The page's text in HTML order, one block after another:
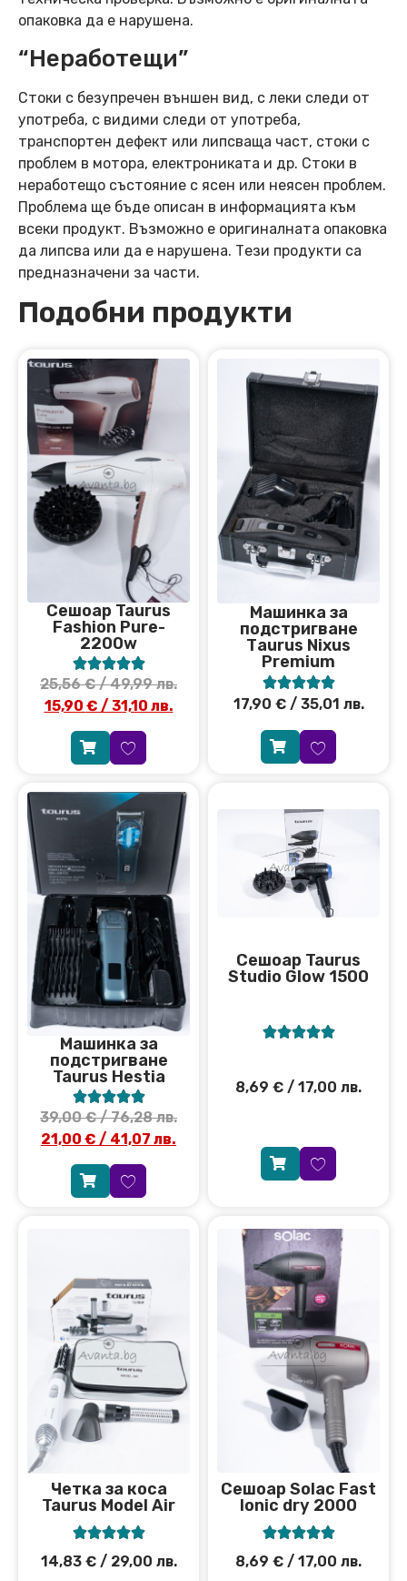
опаковка да е нарушена.
“Неработещи”
Стоки с безупречен външен вид, с леки следи от
употреба, с видими следи от употреба,
транспортен дефект или липсваща част, стоки с
проблем в мотора, електрониката и др. Стоки в
неработещо състояние с ясен или неясен проблем.
Проблема ще бъде описан в информацията към
всеки продукт. Възможно е оригиналната опаковка
да липсва или да е нарушена. Тези продукти са
предназначени за части.
Подобни продукти
Сешоар Taurus
Fashion Pure-
2200w

25,56€/ 49,99 лв.
15,90 € / 31,10 лв.
Машинка за
подстригване
Тaurus Nixus
Premium

17,90 €/ 35,01 лв.
Машинка за
подстригване
Taurus Hestia

39,00€/ 76,28 лв.
21,00 € / 41,07 лв.
Сешоар Taurus
Studio Glow 1500

8,69 € / 17,00 лв.
Четка за коса
Taurus Model Air

14,83 €/ 29,00 лв.
Сешоар Solac Fast
Ionic dry 2000

8,69 € / 17,00 лв.